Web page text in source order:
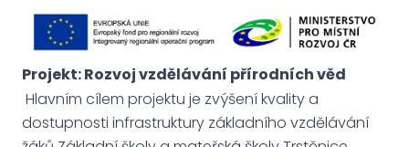
Projekt: Rozvoj vzdělávání přírodních věd
Hlavním cílem projektu je zvýšení kvality a
dostupnosti infrastruktury základního vzdělávání